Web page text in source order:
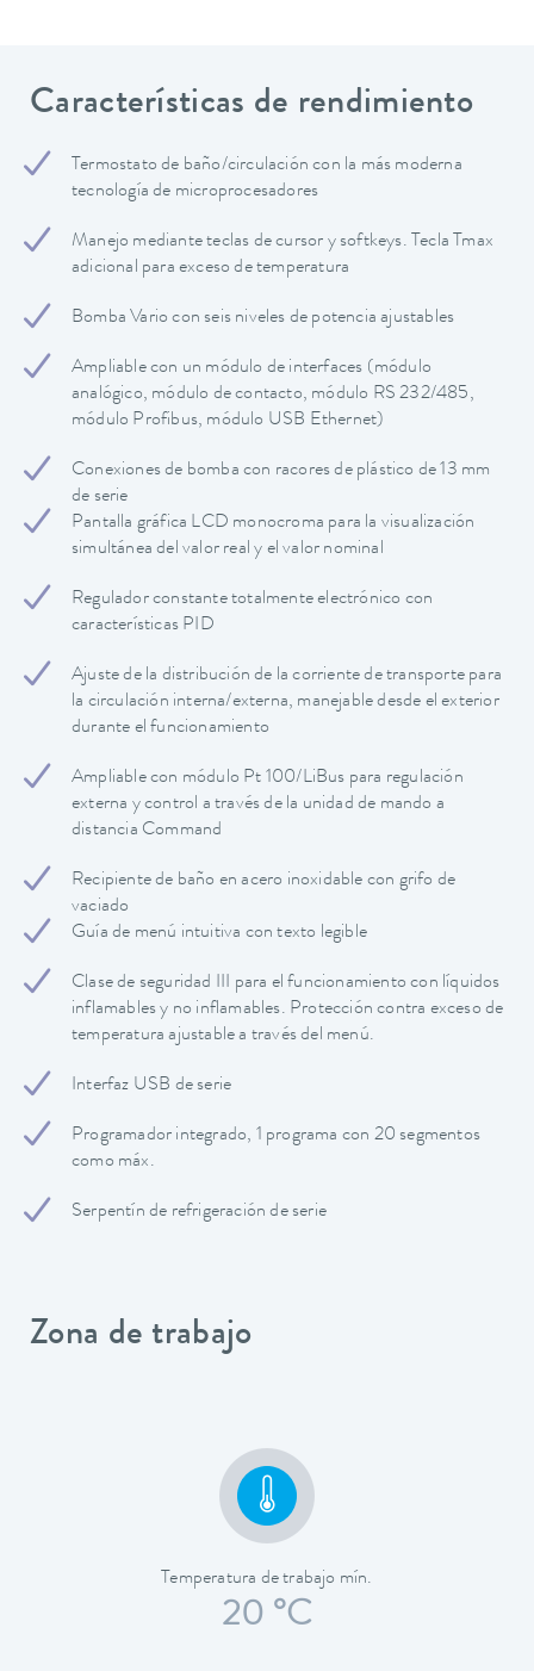
Características de rendimiento
Termostato de baño/circulación con la más moderna
tecnología de microprocesadores
Manejo mediante teclas de cursor y softkeys. Tecla Tmax
adicional para exceso de temperatura
Bomba Vario con seis niveles de potencia ajustables
Ampliable con un módulo de interfaces (módulo
analógico, módulo de contacto, módulo RS 232/485,
módulo Profibus, módulo USB Ethernet)
Conexiones de bomba con racores de plástico de 13 mm
de serie
Pantalla gráfica LCD monocroma para la visualización
simultánea del valor real y el valor nominal
Regulador constante totalmente electrónico con
características PID
Ajuste de la distribución de la corriente de transporte para
la circulación interna/externa, manejable desde el exterior
durante el funcionamiento
Ampliable con módulo Pt 100/LiBus para regulación
externa y control a través de la unidad de mando a
distancia Command
Recipiente de baño en acero inoxidable con grifo de
vaciado
Guía de menú intuitiva con texto legible
Clase de seguridad III para el funcionamiento con líquidos
inflamables y no inflamables. Protección contra exceso de
temperatura ajustable a través del menú.
Interfaz USB de serie
Programador integrado, 1 programa con 20 segmentos
como máx.
Serpentín de refrigeración de serie
Zona de trabajo
Temperatura de trabajo mín.
20 °C